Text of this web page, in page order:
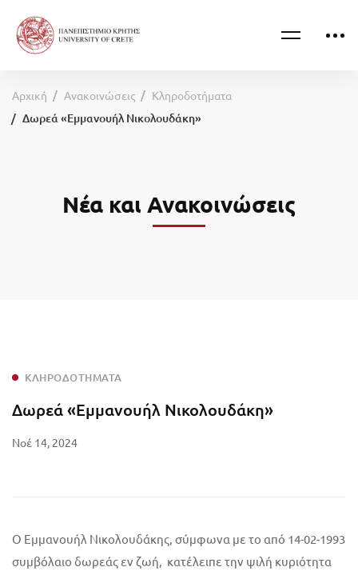
Αρχική Ανακοινώσεις Κληροδοτήματα
Δωρεά «Εμμανουήλ Νικολουδάκη»
Νέα και Ανακοινώσεις
ΚΛΗΡΟΔΟΤΉΜΑΤΑ
Δωρεά «Εμμανουήλ Νικολουδάκη»
Νοέ 14, 2024
Ο Εμμανουήλ Νικολουδάκης, σύμφωνα με το από 14-02-1993
συμβόλαιο δωρεάς εν ζωή, κατέλειπε την ψιλή κυριότητα